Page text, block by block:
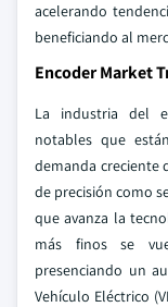
acelerando
beneficiando al
Encoder Market
La industria del
notables que
demanda creciente
de precisión como
que avanza la
más finos se
presenciando un
Vehículo Eléctrico